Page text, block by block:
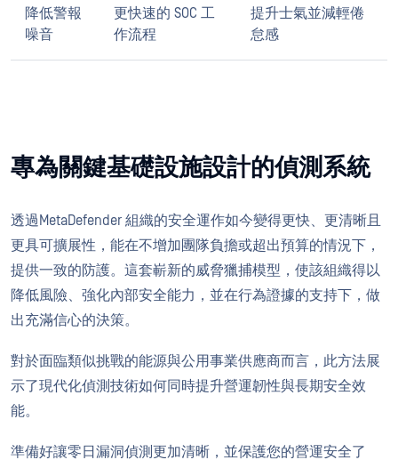
降低警報
噪音
更快速的 SOC 工
作流程
提升士氣並減輕倦
怠感
專為關鍵基礎設施設計的偵測系統
透過MetaDefender 組織的安全運作如今變得更快、更清晰且
更具可擴展性，能在不增加團隊負擔或超出預算的情況下，
提供一致的防護。這套嶄新的威脅獵捕模型，使該組織得以
降低風險、強化內部安全能力，並在行為證據的支持下，做
出充滿信心的決策。
對於面臨類似挑戰的能源與公用事業供應商而言，此方法展
示了現代化偵測技術如何同時提升營運韌性與長期安全效
能。
準備好讓零日漏洞偵測更加清晰，並保護您的營運安全了